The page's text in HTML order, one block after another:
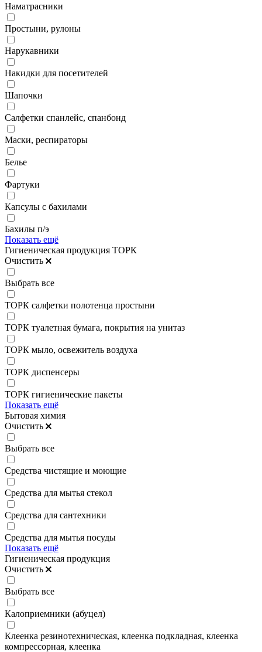
Наматрасники
Простыни, рулоны
Нарукавники
Накидки для посетителей
Шапочки
Салфетки спанлейс, спанбонд
Маски, респираторы
Белье
Фартуки
Капсулы с бахилами
Бахилы п/э
Показать ещё
Гигиеническая продукция ТОРК
Очистить
Выбрать все
ТОРК салфетки полотенца простыни
ТОРК туалетная бумага, покрытия на унитаз
ТОРК мыло, освежитель воздуха
ТОРК диспенсеры
ТОРК гигиенические пакеты
Показать ещё
Бытовая химия
Очистить
Выбрать все
Средства чистящие и моющие
Средства для мытья стекол
Средства для сантехники
Средства для мытья посуды
Показать ещё
Гигиеническая продукция
Очистить
Выбрать все
Калоприемники (абуцел)
Клеенка резинотехническая, клеенка подкладная, клеенка
компрессорная, клеенка